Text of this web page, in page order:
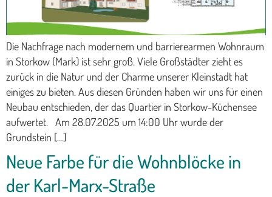
Die Nachfrage nach modernem und barrierearmen Wohnraum
in Storkow (Mark) ist sehr groß. Viele Großstädter zieht es
zurück in die Natur und der Charme unserer Kleinstadt hat
einiges zu bieten. Aus diesen Gründen haben wir uns für einen
Neubau entschieden, der das Quartier in Storkow-Küchensee
aufwertet. Am 28.07.2025 um 14:00 Uhr wurde der
Grundstein […]
Neue Farbe für die Wohnblöcke in
der Karl-Marx-Straße